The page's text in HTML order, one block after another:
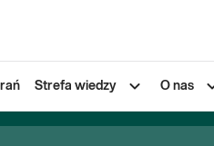
Strefa wiedzy O nas